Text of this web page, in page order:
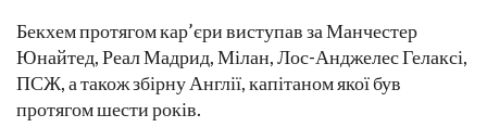
Бекхем протягом кар’єри виступав за Манчестер
Юнайтед, Реал Мадрид, Мілан, Лос-Анджелес Гелаксі,
ПСЖ, а також збірну Англії, капітаном якої був
протягом шести років.